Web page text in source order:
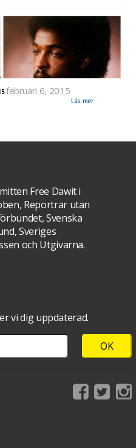
februari 6, 2015
Läs mer
Free Dawit i
Reportrar utan
Svenska
Sveriges
och Utgivarna.
vi dig uppdaterad.